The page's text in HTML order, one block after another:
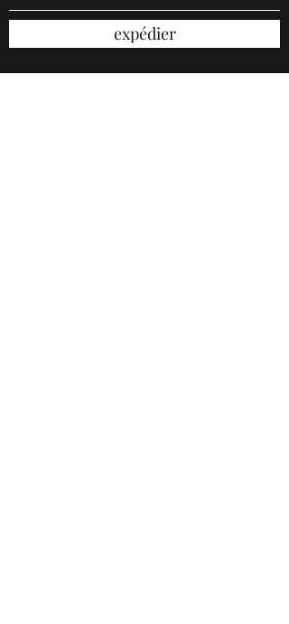
expédier